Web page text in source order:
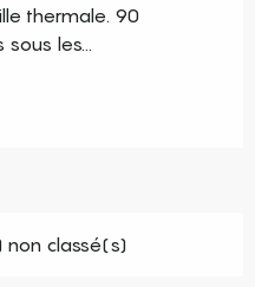
thermale. 90
les...
non classé(s)